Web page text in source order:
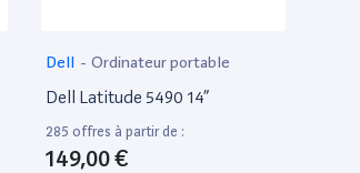
Dell - Ordinateur portable
Dell Latitude 5490 14”
285 offres à partir de :
149,00 €